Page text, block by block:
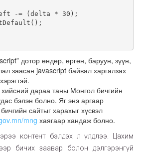
-= (delta * 30);
дотор өндөр, өргөн, баруун, зүүн,
заасан javascript байвал харгалзах
хийсний дараа таны Монгол бичгийн
бэлэн болно. Яг энэ аргаар
сайтыг харахыг хүсвэл
mng хаягаар хандаж болно.
контент бэлдэх л үлдлээ. Цахим
бичих заавар болон дэлгэрэнгүй